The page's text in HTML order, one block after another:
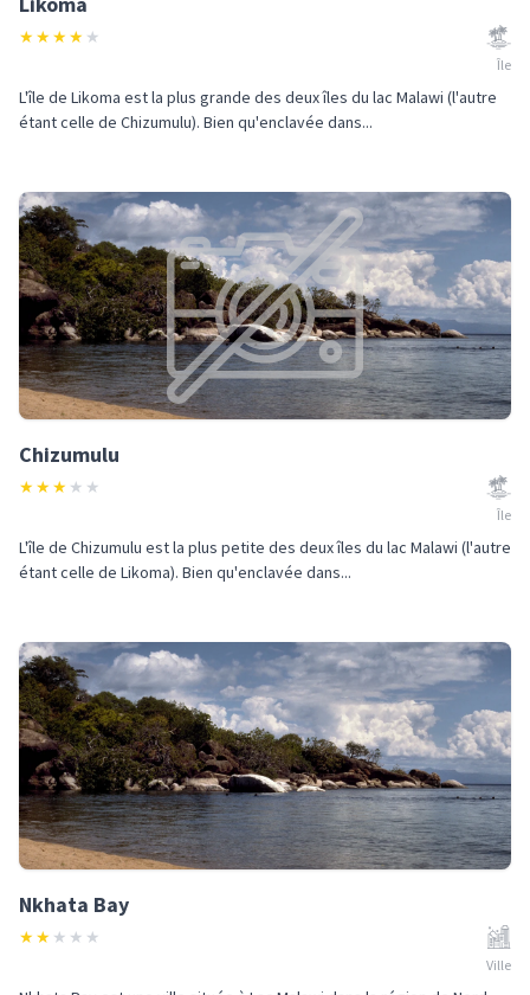
★★★★ ★
Île
L'île de Likoma est la plus grande des deux îles du lac Malawi (l'autre
étant celle de Chizumulu). Bien qu'enclavée dans...
Chizumulu
★★★ ★ ★
Île
L'île de Chizumulu est la plus petite des deux îles du lac Malawi (l'autre
étant celle de Likoma). Bien qu'enclavée dans...
Nkhata Bay
★★ ★ ★ ★
Ville